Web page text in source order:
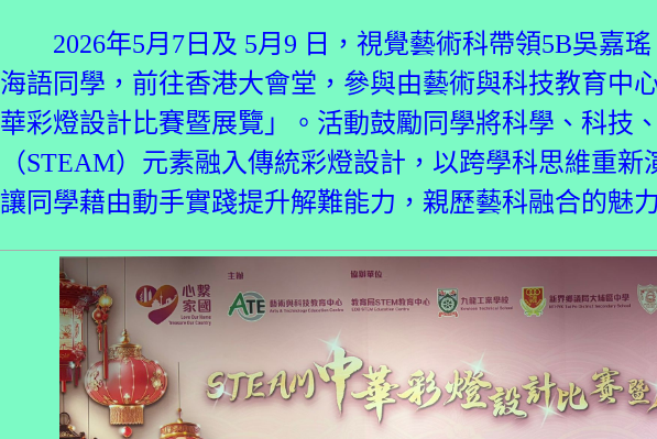
2026年5月7日及 5月9 日，視覺藝術科帶領5B吳嘉瑤
海語同學，前往香港大會堂，參與由藝術與科技教育中
華彩燈設計比賽暨展覽」。活動鼓勵同學將科學、科技
（STEAM）元素融入傳統彩燈設計，以跨學科思維重新
讓同學藉由動手實踐提升解難能力，親歷藝科融合的魅